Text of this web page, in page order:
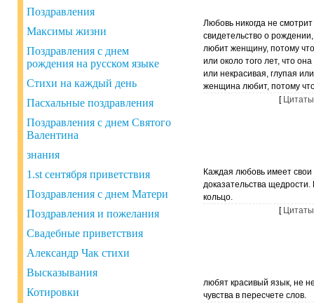
Поздравления
Максимы жизни
Поздравления с днем ​​
рождения на русском языке
Стихи на каждый день
Пасхальные поздравления
Поздравления с днем Святого
Валентина
знания
1.st сентября приветствия
Поздравления с днем Матери
Поздравления и пожелания
Свадебные приветствия
Александр Чак стихи
Высказывания
Котировки
Любовь никогда не
свидетельство о
любит женщину, потому
или около того лет, что
или некрасивая, глупая
женщина любит, потому
[
Каждая любовь имеет свои
доказательства щедрости.
кольцо.
[
любят красивый язык, не
чувства в пересчете слов.